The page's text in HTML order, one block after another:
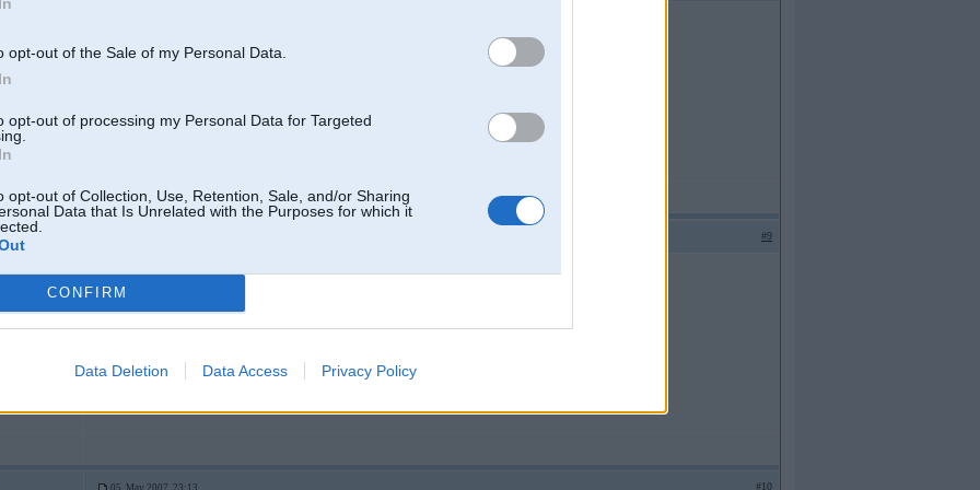
opt-out of the Sale of my Personal Data.
opt-out of processing my Personal Data for Targeted
opt-out of Collection, Use, Retention, Sale, and/or Sharing
Data that Is Unrelated with the Purposes for which it
CONFIRM
Data Deletion Data Access Privacy Policy
#9
sapnos
05. May 2007, 23:13 #10